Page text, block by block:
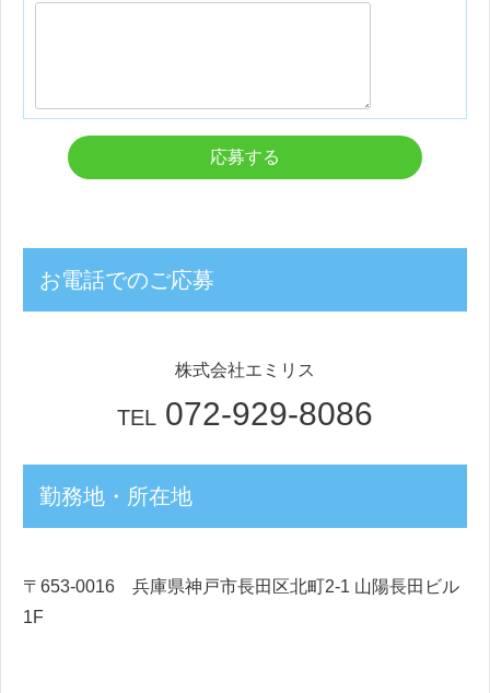
お電話でのご応募
株式会社エミリス
TEL 072-929-8086
勤務地・所在地
〒653-0016 兵庫県神戸市長田区北町2-1 山陽長田ビル
1F